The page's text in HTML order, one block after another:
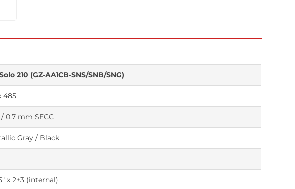
210 (GZ-AA1CB-SNS/SNB/SNG)
485
0.7 mm SECC
Gray / Black
x 2+3 (internal)